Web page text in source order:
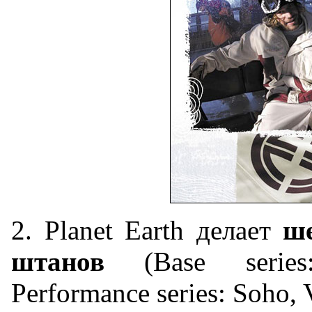
2. Planet Earth делает
штанов (Base
Performance series: